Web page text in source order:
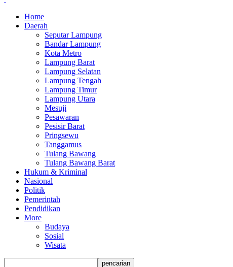
Home
Daerah
Seputar Lampung
Bandar Lampung
Kota Metro
Lampung Barat
Lampung Selatan
Lampung Tengah
Lampung Timur
Lampung Utara
Mesuji
Pesawaran
Pesisir Barat
Pringsewu
Tanggamus
Tulang Bawang
Tulang Bawang Barat
Hukum & Kriminal
Nasional
Politik
Pemerintah
Pendidikan
More
Budaya
Sosial
Wisata